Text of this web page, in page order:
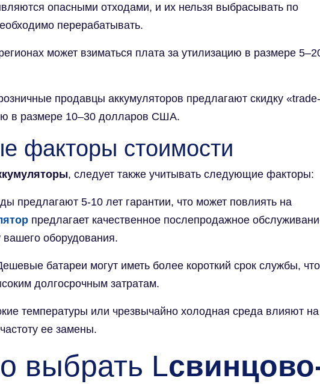
опасными отходами, и их нельзя выбрасывать по
перерабатывать.
может взиматься плата за утилизацию в размере
продавцы аккумуляторов предлагают скидку «trade-
в размере 10–30 долларов США.
факторы стоимости
, следует также учитывать следующие факторы:
предлагают 5-10 лет гарантии, что может повлиять на
предлагает качественное послепродажное
оборудования.
батареи могут иметь более короткий срок службы, что
долгосрочным затратам.
температуры или чрезвычайно холодная среда влияют на
ее замены.
выбрать L